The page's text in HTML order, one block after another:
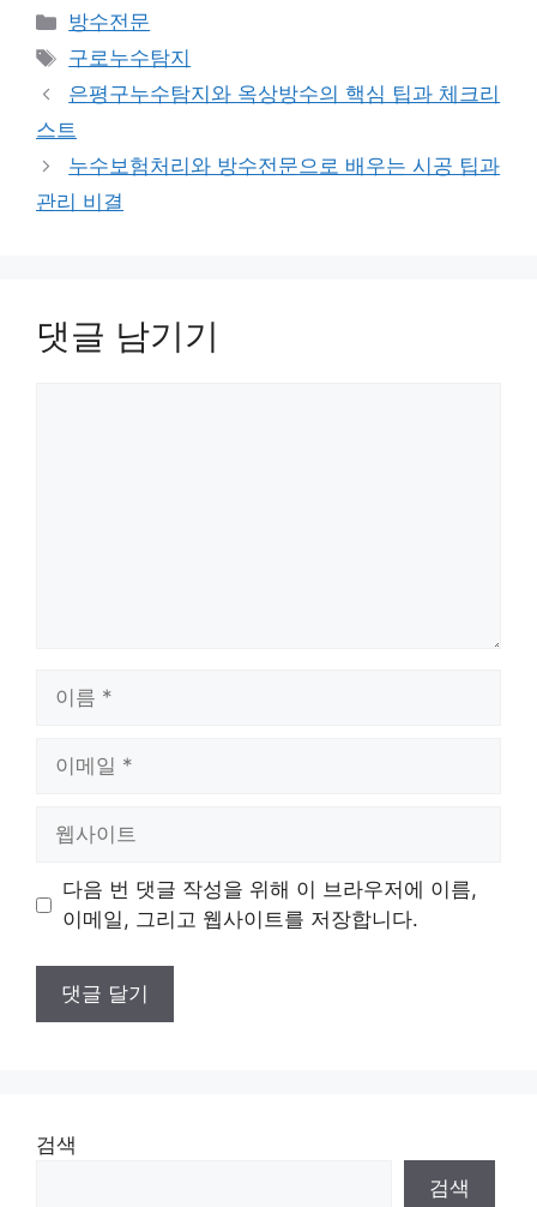
카
테
리
방수전문
태
그
구로누수탐지
은평구누수탐지와 옥상방수의 핵심 팁과 체크리
스트
누수보험처리와 방수전문으로 배우는 시공 팁과
관리 비결
댓글 남기기
트
다음 번 댓글 작성을 위해 이 브라우저에 이름,
이메일, 그리고 웹사이트를 저장합니다.
검색
검색